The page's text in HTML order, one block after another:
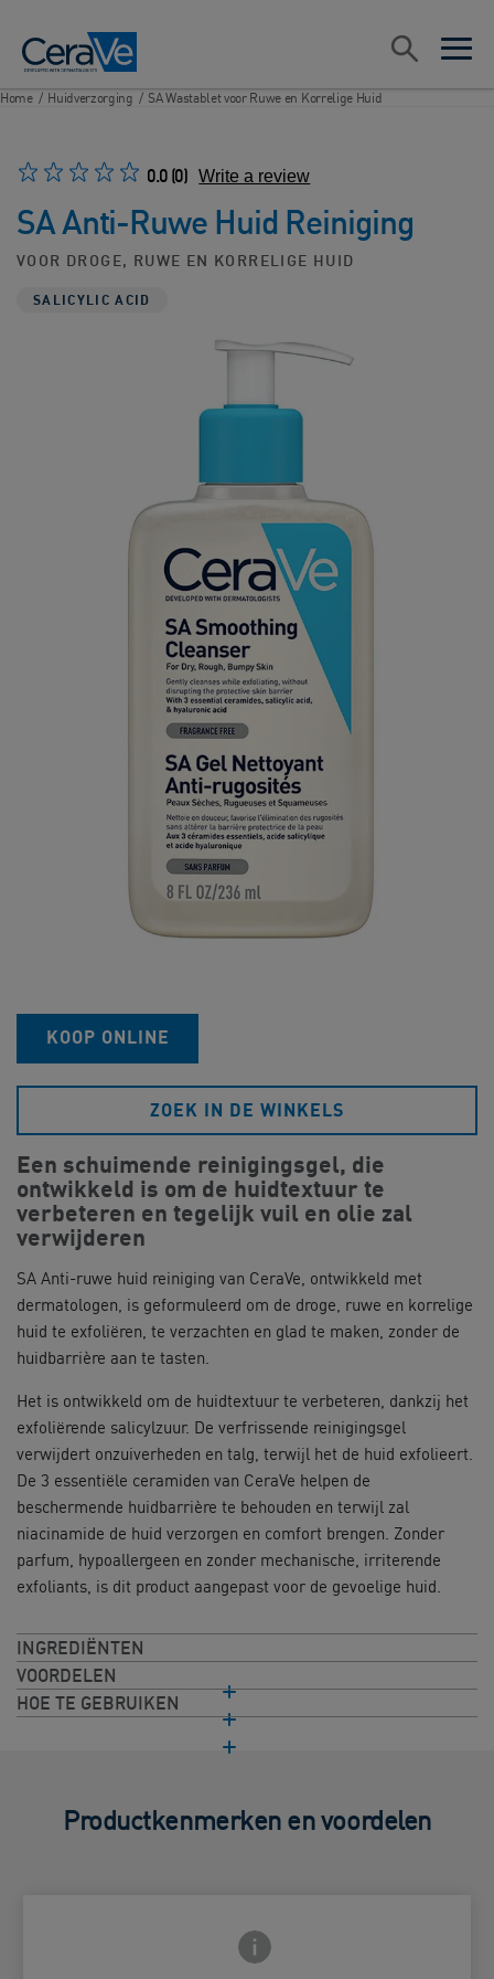
open
open
Zoeken
Home / Huidverzorging / SA Wastablet voor Ruwe en Korrelige Huid
0.0 (0) Write a review
SA Anti-Ruwe Huid Reiniging
VOOR DROGE, RUWE EN KORRELIGE HUID
SALICYLIC ACID
Een schuimende reinigingsgel, die
ontwikkeld is om de huidtextuur te
verbeteren en tegelijk vuil en olie zal
verwijderen
SA Anti-ruwe huid reiniging van CeraVe, ontwikkeld met
dermatologen, is geformuleerd om de droge, ruwe en korrelige
huid te exfoliëren, te verzachten en glad te maken, zonder de
huidbarrière aan te tasten.
Het is ontwikkeld om de huidtextuur te verbeteren, dankzij het
exfoliërende salicylzuur. De verfrissende reinigingsgel
verwijdert onzuiverheden en talg, terwijl het de huid exfolieert.
De 3 essentiële ceramiden van CeraVe helpen de
beschermende huidbarrière te behouden en terwijl zal
niacinamide de huid verzorgen en comfort brengen. Zonder
parfum, hypoallergeen en zonder mechanische, irriterende
exfoliants, is dit product aangepast voor de gevoelige huid.
KOOP ONLINE
ZOEK IN DE WINKELS
INGREDIËNTEN
VOORDELEN
HOE TE GEBRUIKEN
Productkenmerken en voordelen
Frontside Info icon